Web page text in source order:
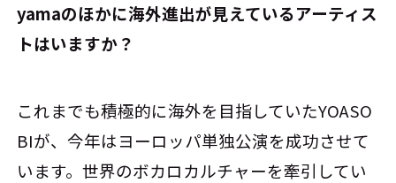
――yamaのほかに海外進出が見えているアーティス
トはいますか？
これまでも積極的に海外を目指していたYOASO
BIが、今年はヨーロッパ単独公演を成功させて
います。世界のボカロカルチャーを牽引してい